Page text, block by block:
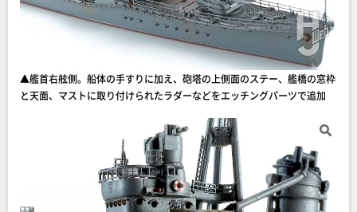
▲艦首右舷側。船体の手すりに加え、砲塔の上側面のステー、艦橋の窓枠
と天面、マストに取り付けられたラダーなどをエッチングパーツで追加